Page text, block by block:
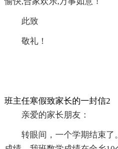
此致
敬礼！
班主任寒假致家长的一封信2
亲爱的家长朋友：
转眼间，一个学期结束了